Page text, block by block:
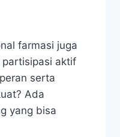
farmasi juga
aktif
serta
Ada
yang bisa